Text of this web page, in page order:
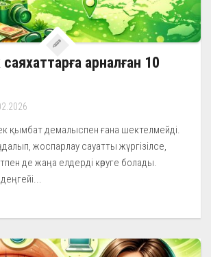
арналған 10
қымбат демалыспен ғана шектелмейді.
жоспарлау сауатты жүргізілсе,
де жаңа елдерді көруге болады.